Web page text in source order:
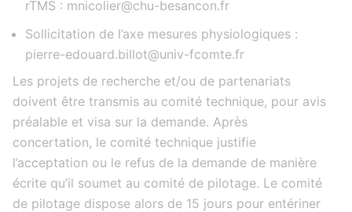
rTMS : mnicolier@chu-besancon.fr
Sollicitation de l’axe mesures physiologiques :
pierre-edouard.billot@univ-fcomte.fr
Les projets de recherche et/ou de partenariats
doivent être transmis au comité technique, pour avis
préalable et visa sur la demande. Après
concertation, le comité technique justifie
l’acceptation ou le refus de la demande de manière
écrite qu’il soumet au comité de pilotage. Le comité
de pilotage dispose alors de 15 jours pour entériner